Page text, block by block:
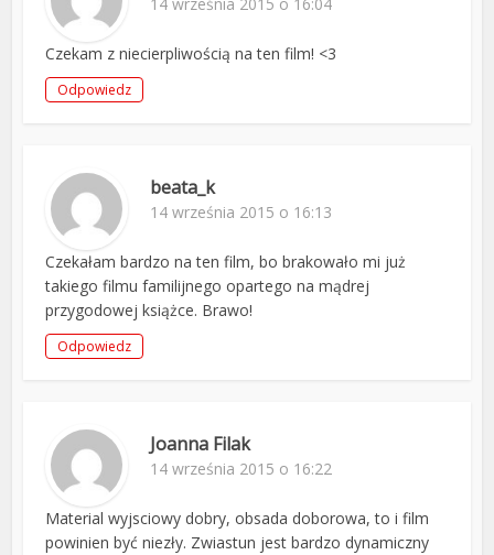
Czekam z niecierpliwością na ten film! <3
Odpowiedz
beata_k
14 września 2015 o 16:13
Czekałam bardzo na ten film, bo brakowało mi już
takiego filmu familijnego opartego na mądrej
przygodowej książce. Brawo!
Odpowiedz
Joanna Filak
14 września 2015 o 16:22
Material wyjsciowy dobry, obsada doborowa, to i film
powinien być niezły. Zwiastun jest bardzo dynamiczny